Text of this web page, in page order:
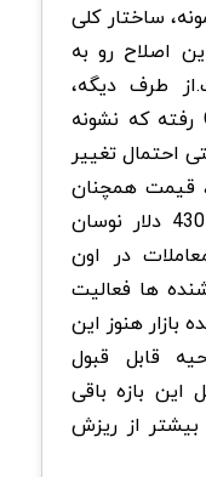
ساختار کلی
اصلاح رو به
طرف دیگه،
قیمت به زیر Gaussian Channel رفته که نشونه
احتمال تغییر
قیمت همچنان
داخل محدوده ای بین 380 تا 430 دلار نوسان
در اون
ها فعالیت
بازار هنوز این
قابل قبول
بازه باقی
بیشتر از ریزش